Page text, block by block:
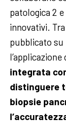
patologica 2
innovativi.
pubblicato su
l’applicazione
integrata
distinguere
biopsie